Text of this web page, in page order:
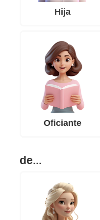
Hija
Oficiante
de...